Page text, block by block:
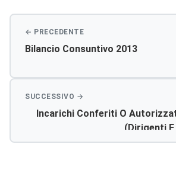
Bilancio Consuntivo 2013
Incarichi Conferiti O
(dirigenti